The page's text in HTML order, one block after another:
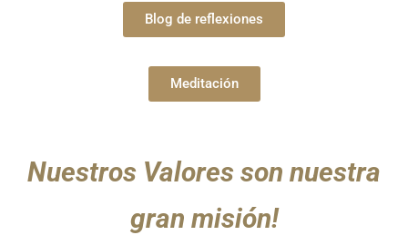
Blog de reflexiones
Meditación
Nuestros Valores son nuestra
gran misión!